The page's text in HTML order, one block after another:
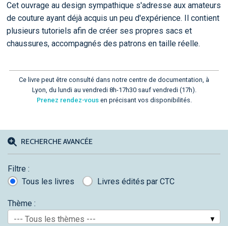
Cet ouvrage au design sympathique s'adresse aux amateurs
de couture ayant déjà acquis un peu d'expérience. Il contient
plusieurs tutoriels afin de créer ses propres sacs et
chaussures, accompagnés des patrons en taille réelle.
Ce livre peut être consulté dans notre centre de documentation, à
Lyon, du lundi au vendredi 8h-17h30 sauf vendredi (17h).
Prenez rendez-vousen précisant vos disponibilités.
RECHERCHE AVANCÉE
Filtre :
Tous les livres
Livres édités par CTC
Thème :
--- Tous les thèmes ---